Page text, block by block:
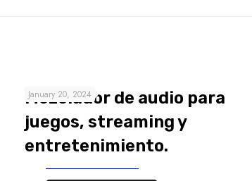
January 20, 2024
Mezclador de audio para
juegos, streaming y
entretenimiento.